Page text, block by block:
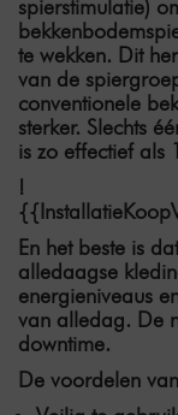
spierstimulatie)
te wekken. Dit
van de
conventionele
sterker. Slechts
is zo effectief als
!
En het beste is
alledaagse
energieniveaus
van alledag. De
downtime.
De voordelen